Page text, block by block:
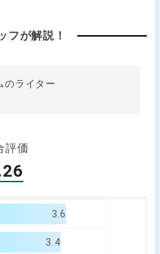
フが解説！
のライター
評価
3.6
3.4